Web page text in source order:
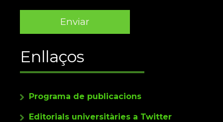
Enllaços
Programa de publicacions
Editorials universitàries a Twitter